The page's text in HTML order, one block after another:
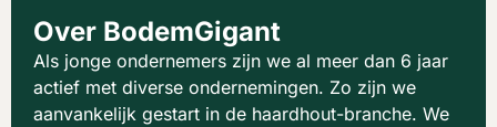
Over BodemGigant
Als jonge ondernemers zijn we al meer dan 6 jaar
actief met diverse ondernemingen. Zo zijn we
aanvankelijk gestart in de haardhout-branche. We